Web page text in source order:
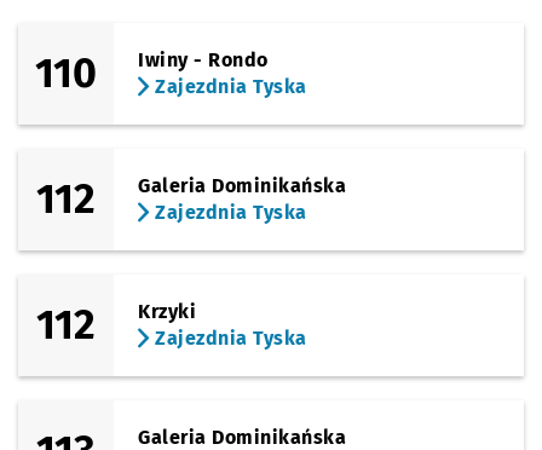
(Opolska)
(Tyska)
110
Iwiny - Rondo
Zajezdnia Tyska
112
Galeria Dominikańska
Zajezdnia Tyska
112
Krzyki
Zajezdnia Tyska
Galeria Dominikańska